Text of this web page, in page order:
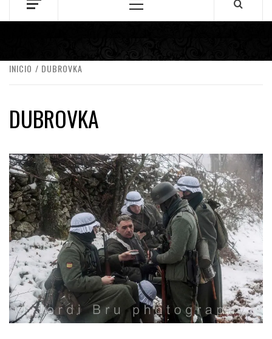
Menú
INICIO DUBROVKA
DUBROVKA